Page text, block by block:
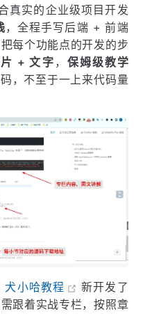
真实的企业级项目开发
，全程手写后端 + 前端
每个功能点的开发的步
+ 文字 ， 保姆级教学
，不至于一上来代码量
犬小哈教程
新开发了
跟着实战专栏，按照章